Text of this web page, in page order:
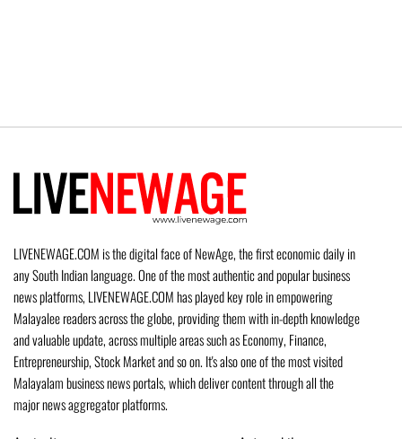
LIVENEWAGE.COM is the digital face of NewAge, the first economic daily in
any South Indian language. One of the most authentic and popular business
news platforms, LIVENEWAGE.COM has played key role in empowering
Malayalee readers across the globe, providing them with in-depth knowledge
and valuable update, across multiple areas such as Economy, Finance,
Entrepreneurship, Stock Market and so on. It's also one of the most visited
Malayalam business news portals, which deliver content through all the
major news aggregator platforms.